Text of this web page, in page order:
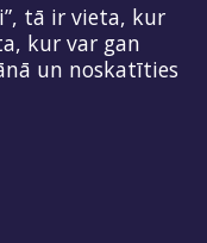
tā ir vieta, kur
kur var gan
un noskatīties